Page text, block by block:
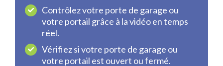
Contrôlez votre porte de garage ou
votre portail grâce à la vidéo en temps
réel.
Vérifiez si votre porte de garage ou
votre portail est ouvert ou fermé.